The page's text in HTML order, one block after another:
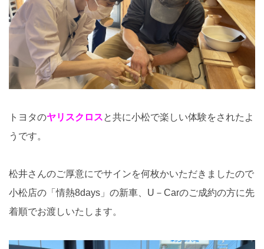
トヨタのヤリスクロスと共に小松で楽しい体験をされたよ
うです。
松井さんのご厚意にでサインを何枚かいただきましたので
小松店の「情熱8days」の新車、U－Carのご成約の方に先
着順でお渡しいたします。